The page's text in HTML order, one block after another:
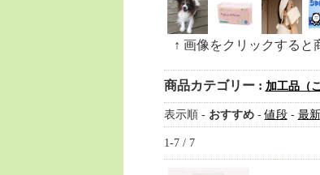
↑ 画像をクリックすると
商品カテゴリー : 加工品（
表示順 - おすすめ-値段- 最新
1-7 / 7